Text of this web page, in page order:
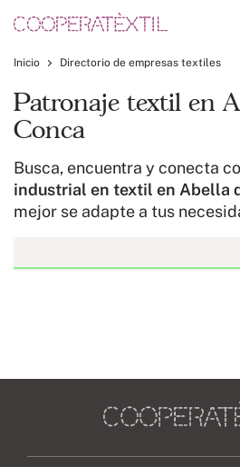
Inicio Directorio de empresas textiles
Patronaje textil en
Conca
Busca, encuentra y conecta
industrial en textil en Abella
mejor se adapte a tus